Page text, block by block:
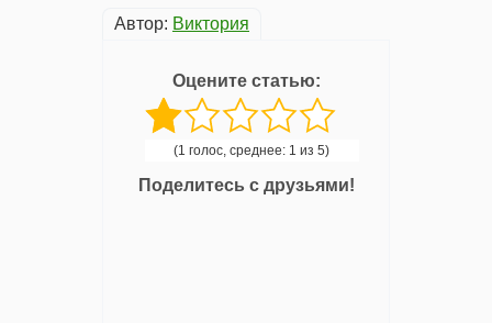
Автор: Виктория
Оцените статью:
(1 голос, среднее: 1 из 5)
Поделитесь с друзьями!